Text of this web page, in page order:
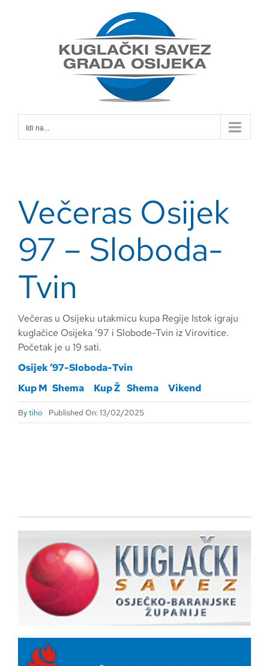
Idi na...
Večeras Osijek
97 – Sloboda-
Tvin
Večeras u Osijeku utakmicu kupa Regije Istok igraju
kuglačice Osijeka ’97 i Slobode-Tvin iz Virovitice.
Početak je u 19 sati.
Osijek ’97-Sloboda-Tvin
Kup M Shema Kup Ž Shema Vikend
Bytiho Published On: 13/02/2025